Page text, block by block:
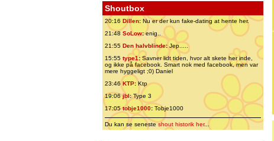
Shoutbox
20:16 Dillen: Nu er der kun fake-dating at hente her.
21:48 SoLow:enig..
21:55 Den halvblinde:Jep.....
15:55 type1:Savner lidt tiden, hvor alt skete her inde,
og ikke på facebook. Smart nok med facebook, men var
mere hyggeligt ;0) Daniel
23:46 KTP:Ktp
19:06jbl:Type 3
17:05tobje1000: Tobje1000
Du kan se senesteshout historik her...